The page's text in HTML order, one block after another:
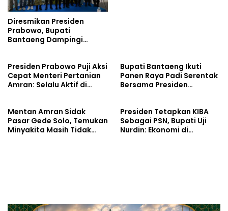
Diresmikan Presiden
Prabowo, Bupati
Bantaeng Dampingi
SPPG Polri
Presiden Prabowo Puji Aksi
Cepat Menteri Pertanian
Amran: Selalu Aktif di
Bupati Bantaeng Ikuti
Panen Raya Padi Serentak
Bersama Presiden
Mentan Amran Sidak
Pasar Gede Solo, Temukan
Minyakita Masih Tidak
Presiden Tetapkan KIBA
Sebagai PSN, Bupati Uji
Nurdin: Ekonomi di